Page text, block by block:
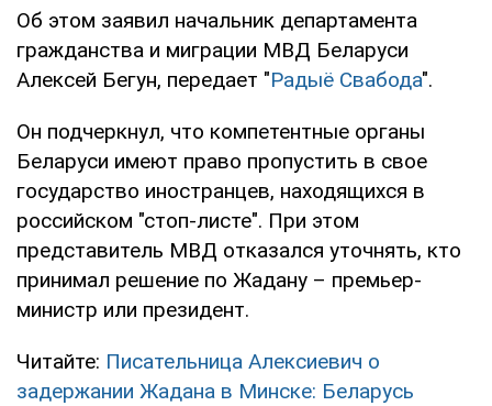
Об этом заявил начальник департамента
гражданства и миграции МВД Беларуси
Алексей Бегун, передает "Радыё Свабода".
Он подчеркнул, что компетентные органы
Беларуси имеют право пропустить в свое
государство иностранцев, находящихся в
российском "стоп-листе". При этом
представитель МВД отказался уточнять, кто
принимал решение по Жадану – премьер-
министр или президент.
Читайте: Писательница Алексиевич о
задержании Жадана в Минске: Беларусь